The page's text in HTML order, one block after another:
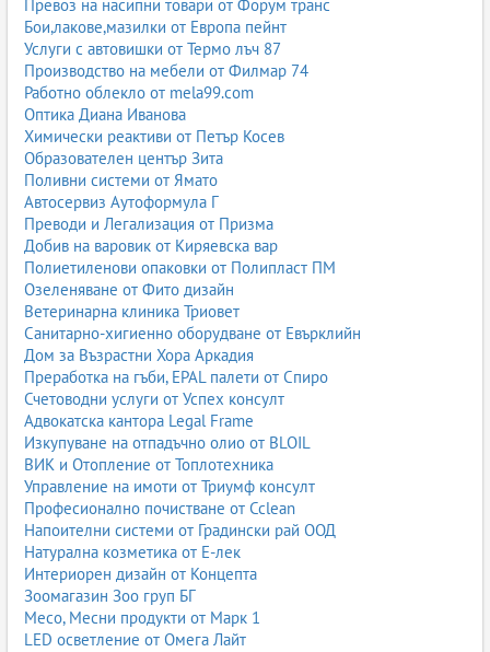
Превоз на насипни товари от Форум транс
Бои,лакове,мазилки от Европа пейнт
Услуги с автовишки от Термо лъч 87
Производство на мебели от Филмар 74
Работно облекло от mela99.com
Оптика Диана Иванова
Химически реактиви от Петър Косев
Образователен център Зита
Поливни системи от Ямато
Автосервиз Аутоформула Г
Преводи и Легализация от Призма
Добив на варовик от Киряевска вар
Полиетиленови опаковки от Полипласт ПМ
Озеленяване от Фито дизайн
Ветеринарна клиника Триовет
Санитарно-хигиенно оборудване от Евърклийн
Дом за Възрастни Хора Аркадия
Преработка на гъби, EPAL палети от Спиро
Счетоводни услуги от Успех консулт
Адвокатска кантора Legal Frame
Изкупуване на отпадъчно олио от BLOIL
ВИК и Отопление от Топлотехника
Управление на имоти от Триумф консулт
Професионално почистване от Cclean
Напоителни системи от Градински рай ООД
Натурална козметика от Е-лек
Интериорен дизайн от Концепта
Зоомагазин Зоо груп БГ
Месо, Месни продукти от Марк 1
LED осветление от Омега Лайт